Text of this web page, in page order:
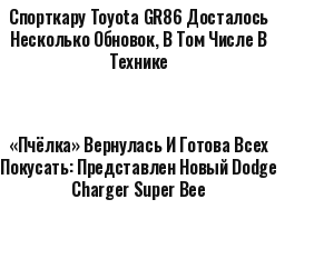
Спорткару Toyota GR86 Досталось
Несколько Обновок, В Том Числе В
Технике
«Пчёлка» Вернулась И Готова Всех
Покусать: Представлен Новый Dodge
Charger Super Bee